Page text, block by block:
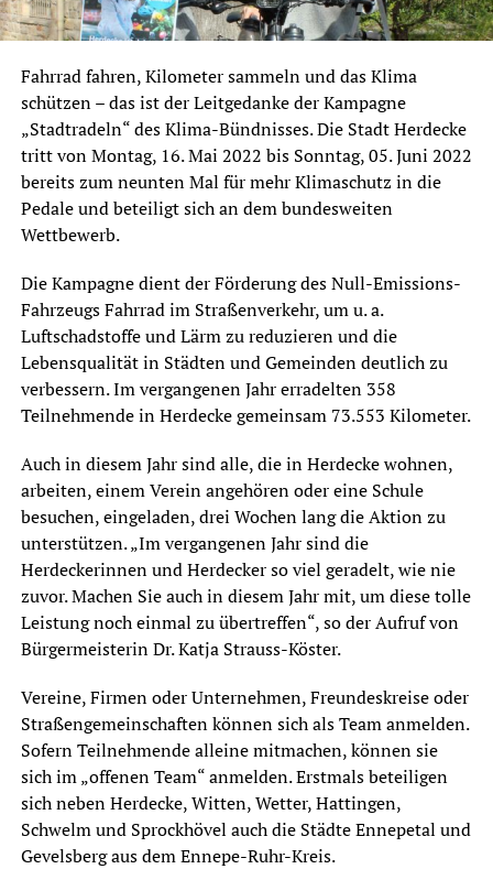
Fahrrad fahren, Kilometer sammeln und das Klima
schützen – das ist der Leitgedanke der Kampagne
„Stadtradeln“ des Klima-Bündnisses. Die Stadt Herdecke
tritt von Montag, 16. Mai 2022 bis Sonntag, 05. Juni 2022
bereits zum neunten Mal für mehr Klimaschutz in die
Pedale und beteiligt sich an dem bundesweiten
Wettbewerb.
Die Kampagne dient der Förderung des Null-Emissions-
Fahrzeugs Fahrrad im Straßenverkehr, um u. a.
Luftschadstoffe und Lärm zu reduzieren und die
Lebensqualität in Städten und Gemeinden deutlich zu
verbessern. Im vergangenen Jahr erradelten 358
Teilnehmende in Herdecke gemeinsam 73.553 Kilometer.
Auch in diesem Jahr sind alle, die in Herdecke wohnen,
arbeiten, einem Verein angehören oder eine Schule
besuchen, eingeladen, drei Wochen lang die Aktion zu
unterstützen. „Im vergangenen Jahr sind die
Herdeckerinnen und Herdecker so viel geradelt, wie nie
zuvor. Machen Sie auch in diesem Jahr mit, um diese tolle
Leistung noch einmal zu übertreffen“, so der Aufruf von
Bürgermeisterin Dr. Katja Strauss-Köster.
Vereine, Firmen oder Unternehmen, Freundeskreise oder
Straßengemeinschaften können sich als Team anmelden.
Sofern Teilnehmende alleine mitmachen, können sie
sich im „offenen Team“ anmelden. Erstmals beteiligen
sich neben Herdecke, Witten, Wetter, Hattingen,
Schwelm und Sprockhövel auch die Städte Ennepetal und
Gevelsberg aus dem Ennepe-Ruhr-Kreis.